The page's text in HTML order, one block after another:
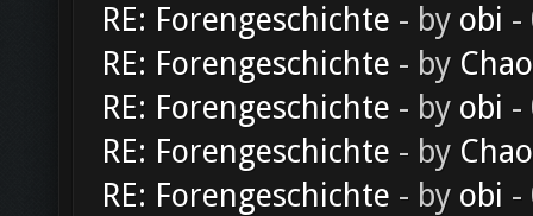
RE: Forengeschichte - by obi -
RE: Forengeschichte - by
RE: Forengeschichte - by obi -
RE: Forengeschichte - by
RE: Forengeschichte - by obi -